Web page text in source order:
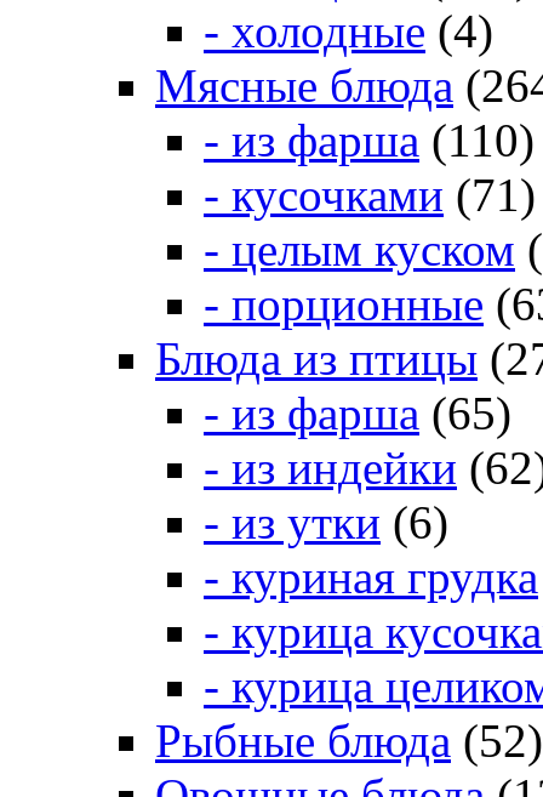
- холодные (4)
Мясные блюда
- из фарша (110)
- кусочками (71)
- целым куском
- порционные
Блюда из птицы
- из фарша (65)
- из индейки
- из утки (6)
- куриная грудка
- курица
- курица
Рыбные блюда (52)